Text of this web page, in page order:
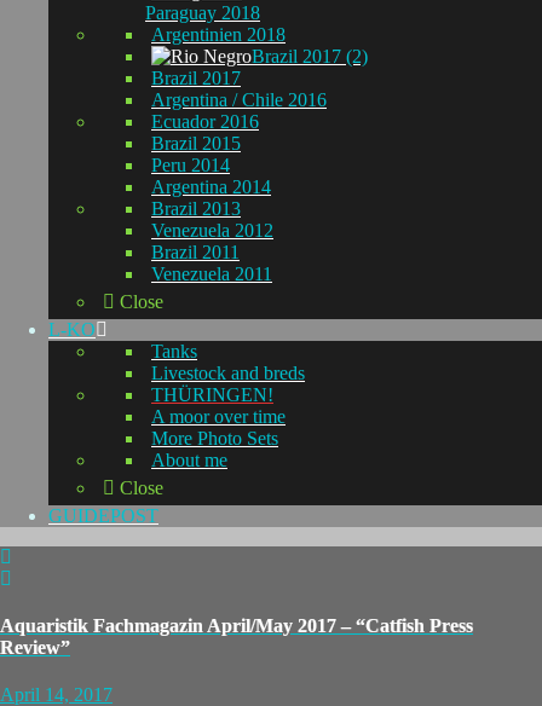
Paraguay 2018
Argentinien 2018
Brazil 2017 (2)
Brazil 2017
Argentina / Chile 2016
Ecuador 2016
Brazil 2015
Peru 2014
Argentina 2014
Brazil 2013
Venezuela 2012
Brazil 2011
Venezuela 2011
Close
L-KO
Tanks
Livestock and breds
THÜRINGEN!
A moor over time
More Photo Sets
About me
Close
GUIDEPOST
Aquaristik Fachmagazin April/May 2017 – “Catfish Press
Review”
April 14, 2017